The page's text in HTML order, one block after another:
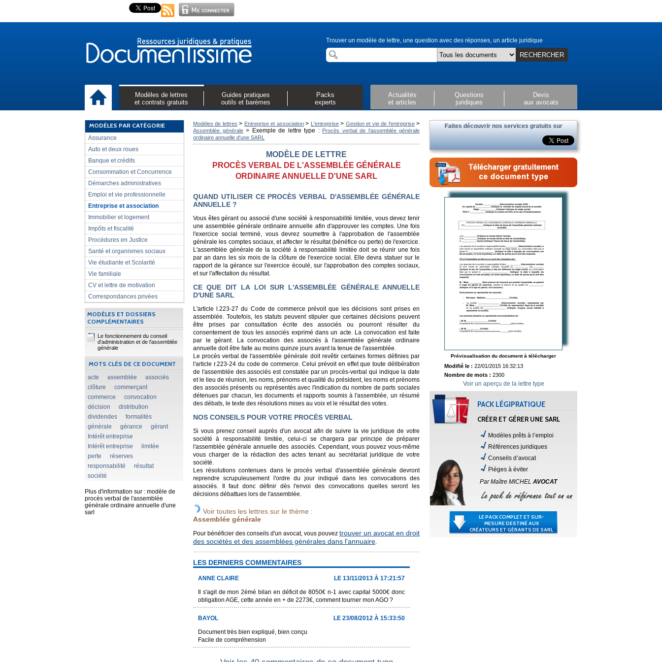
Trouver un modèle de lettre, une question avec des réponses, un article juridique
RECHERCHER
Modèles de lettres
et contrats gratuits
Guides pratiques
outils et barèmes
Packs
experts
Actualités
et articles
Questions
juridiques
Devis
aux avocats
MODÈLES PAR CATÉGORIE
Assurance
Auto et deux roues
Banque et crédits
Consommation et Concurrence
Démarches administratives
Emploi et vie professionnelle
Entreprise et association
Immobilier et logement
Impôts et fiscalité
Procédures en Justice
Santé et organismes sociaux
Vie étudiante et Scolarité
Vie familiale
CV et lettre de motivation
Correspondances privées
MODÈLES ET DOSSIERS
COMPLÉMENTAIRES
Le fonctionnement du conseil
d'administration et de l'assemblée
générale
MOTS CLÉS DE CE DOCUMENT
acte assemblée
associés
clôture
commerçant
commerce
convocation
décision
distribution
dividendes
formalités
générale
gérance
gérant
Intérêt entreprise
Intérêt entreprise
limitée
perte
réserves
responsabilité
résultat
société
Plus d'information sur : modèle de
procès verbal de l'assemblée
générale ordinaire annuelle d'une
sarl
Modèles de lettres > Entreprise et association> L'entreprise> Gestion et vie de l'entreprise>
Assemblée générale> Exemple de lettre type : Procès verbal de l'assemblée générale
ordinaire annuelle d'une SARL
MODÈLE DE LETTRE
PROCÈS VERBAL DE L'ASSEMBLÉE GÉNÉRALE
ORDINAIRE ANNUELLE D'UNE SARL
QUAND UTILISER CE PROCÈS VERBAL D'ASSEMBLÉE GÉNÉRALE
ANNUELLE ?
Vous êtes gérant ou associé d'une société à responsabilité limitée, vous devez tenir
une assemblée générale ordinaire annuelle afin d'approuver les comptes. Une fois
l'exercice social terminé, vous devrez soumettre à l'approbation de l'assemblée
générale les comptes sociaux, et affecter le résultat (bénéfice ou perte) de l'exercice.
L'assemblée générale de la société à responsabilité limitée doit se réunir une fois
par an dans les six mois de la clôture de l'exercice social. Elle devra statuer sur le
rapport de la gérance sur l'exercice écoulé, sur l'approbation des comptes sociaux,
et sur l'affectation du résultat.
CE QUE DIT LA LOI SUR L'ASSEMBLÉE GÉNÉRALE ANNUELLE
D'UNE SARL
L'article l.223-27 du Code de commerce prévoit que les décisions sont prises en
assemblée. Toutefois, les statuts peuvent stipuler que certaines décisions peuvent
être prises par consultation écrite des associés ou pourront résulter du
consentement de tous les associés exprimé dans un acte. La convocation est faite
par le gérant. La convocation des associés à l'assemblée générale ordinaire
annuelle doit être faite au moins quinze jours avant la tenue de l'assemblée.
Le procès verbal de l'assemblée générale doit revêtir certaines formes définies par
l'article r.223-24 du code de commerce. Celui prévoit en effet que toute délibération
de l'assemblée des associés est constatée par un procès-verbal qui indique la date
et le lieu de réunion, les noms, prénoms et qualité du président, les noms et prénoms
des associés présents ou représentés avec l'indication du nombre de parts sociales
détenues par chacun, les documents et rapports soumis à l'assemblée, un résumé
des débats, le texte des résolutions mises au voix et le résultat des votes.
NOS CONSEILS POUR VOTRE PROCÈS VERBAL
Si vous prenez conseil auprès d'un avocat afin de suivre la vie juridique de votre
société à responsabilité limitée, celui-ci se chargera par principe de préparer
l'assemblée générale annuelle des associés. Cependant, vous pouvez vous-même
vous charger de la rédaction des actes tenant au secrétariat juridique de votre
société.
Les résolutions contenues dans le procès verbal d'assemblée générale devront
reprendre scrupuleusement l'ordre du jour indiqué dans les convocations des
associés. Il faut donc définir dès l'envoi des convocations quelles seront les
décisions débattues lors de l'assemblée.
Voir toutes les lettres sur le thème :
Assemblée générale
Pour bénéficier des conseils d'un avocat, vous pouvez trouver un avocat en droit
des sociétés et des assemblées générales dans l'annuaire.
LES DERNIERS COMMENTAIRES
ANNE CLAIRE
LE 13/11/2013 À 17:21:57
Il s'agit de mon 2émé bilan en déficit de 8050€ n-1 avec capital 5000€ donc
obligation AGE, cette année en + de 2273€, comment tourner mon AGO ?
BAYOL
LE 23/08/2012 À 15:33:50
Document très bien expliqué, bien conçu
Facile de compréhension
Faites découvrir nos services gratuits sur
Prévisualisation du document à télécharger
Modifié le : 22/01/2015 16:32:13
Nombre de mots : 2300
Voir un aperçu de la lettre type
PACK LÉGIPRATIQUE
CRÉER ET GÉRER UNE SARL
Modèles prêts à l’emploi
Références juridiques
Conseils d’avocat
Pièges à éviter
Par Maître MICHEL AVOCAT
LE PACK COMPLET ET SUR-
MESURE DESTINÉ AUX
CRÉATEURS ET GÉRANTS DE SARL